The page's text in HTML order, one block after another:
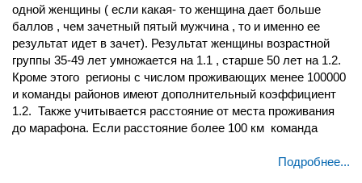
одной женщины ( если какая- то женщина дает больше
баллов , чем зачетный пятый мужчина , то и именно ее
результат идет в зачет). Результат женщины возрастной
группы 35-49 лет умножается на 1.1 , старше 50 лет на 1.2.
Кроме этого регионы с числом проживающих менее 100000
и команды районов имеют дополнительный коэффициент
1.2. Также учитывается расстояние от места проживания
до марафона. Если расстояние более 100 км команда
Подробнее...